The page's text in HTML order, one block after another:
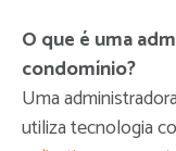
O que é uma
condomínio?
Uma
utiliza tecnologia